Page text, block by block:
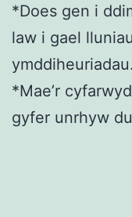
*Does gen i
law i gael
ymddiheuriadau.
*Mae’r
gyfer unrhyw